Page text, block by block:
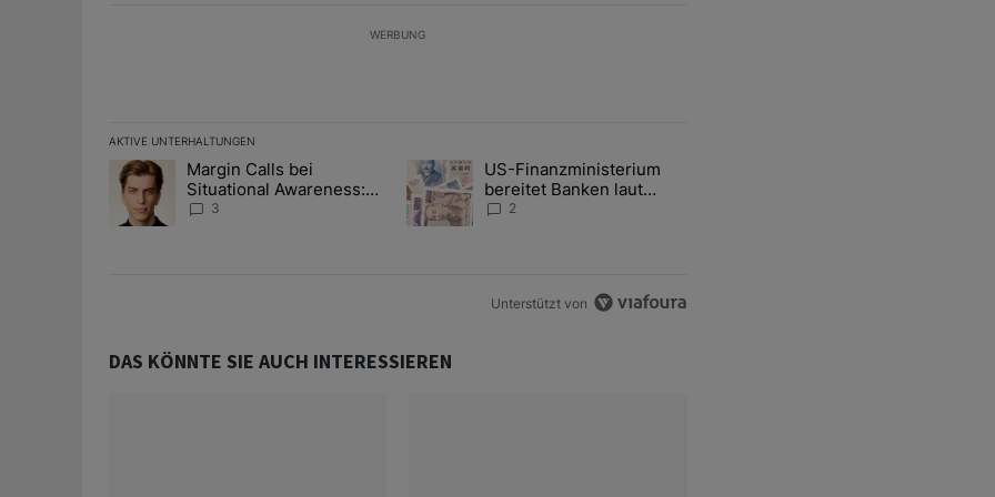
WERBUNG
AKTIVE UNTERHALTUNGEN
Das Folgende ist eine Liste der am meisten kommentierten Artikel der letzten 7 days.
Ein Trendartikel mit dem Titel "Margin Calls bei Situational Awareness: Alles über den Retter-Deal" mit 3 kommentare.
Margin Calls bei
Situational Awareness:
Alles über den Retter-
3
Ein Trendartikel mit dem Titel "US-Finanzministerium bereitet Banken laut
US-Finanzministerium
bereitet Banken laut
Insider auf eventuelle
2
Unterstützt von
DAS KÖNNTE SIE AUCH INTERESSIEREN